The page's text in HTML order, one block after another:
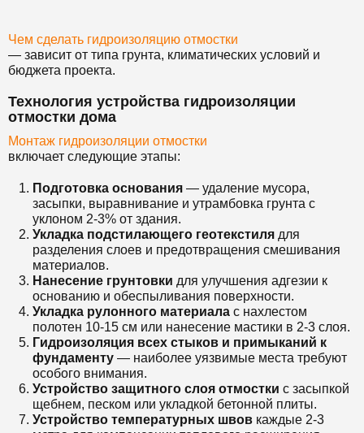
Чем сделать гидроизоляцию отмостки
— зависит от типа грунта, климатических условий и
бюджета проекта.
Технология устройства гидроизоляции
отмостки дома
Монтаж гидроизоляции отмостки
включает следующие этапы:
Подготовка основания — удаление мусора,
засыпки, выравнивание и утрамбовка грунта с
уклоном 2-3% от здания.
Укладка подстилающего геотекстиля для
разделения слоев и предотвращения смешивания
материалов.
Нанесение грунтовки для улучшения адгезии к
основанию и обеспыливания поверхности.
Укладка рулонного материала с нахлестом
полотен 10-15 см или нанесение мастики в 2-3 слоя.
Гидроизоляция всех стыков и примыканий к
фундаменту — наиболее уязвимые места требуют
особого внимания.
Устройство защитного слоя отмостки с засыпкой
щебнем, песком или укладкой бетонной плиты.
Устройство температурных швов каждые 2-3